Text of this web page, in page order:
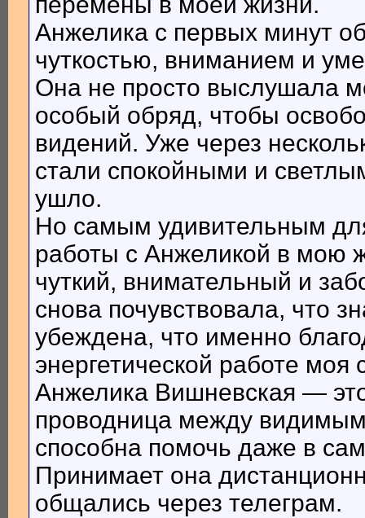
Анжелика с первых минут
чуткостью, вниманием и
Она не просто выслушала
особый обряд, чтобы
видений. Уже через
стали спокойными и
ушло.
Но самым удивительным
работы с Анжеликой в мою
чуткий, внимательный и
снова почувствовала, что
убеждена, что именно
энергетической работе
Анжелика Вишневская —
проводница между
способна помочь даже в
Принимает она
общались через телеграм.